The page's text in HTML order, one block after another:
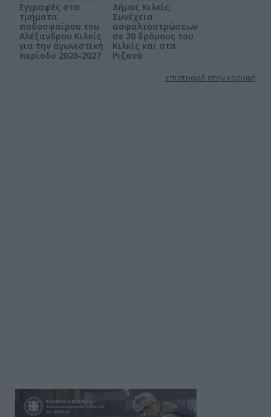
Εγγραφές στα
τμήματα
ποδοσφαίρου του
Αλέξανδρου Κιλκίς
για την αγωνιστική
περίοδο 2026-2027
Δήμος Κιλκίς:
Συνέχεια
ασφαλτοστρώσεων
σε 20 δρόμους του
Κιλκίς και στα
Ριζανά
επιστροφή στην κορυφή